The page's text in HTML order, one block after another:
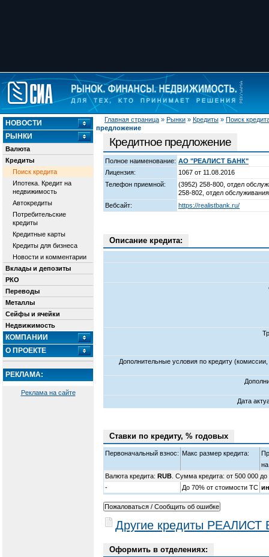
Главная страница » Рынки » Кредиты » Поиск
предложение
НОВОСТИ
РЫНКИ
Валюта
Кредиты
Поиск кредита
Ипотека. Кредит на
недвижимость
Автокредиты
Потребительские
кредиты
Кредитные карты
Кредиты для бизнеса
Новости и комментарии
Вклады и депозиты
РКО
Переводы
Металлы
Сейфы и ячейки
Недвижимость
КОМПАНИИ
О ПРОЕКТЕ
РЕКЛАМА:
Реклама на сайте
Кредитное предложение
Полное наименование: АО "РЕАЛИСТ БАНК"
Лицензия:
1067 от 11.08.2016
Телефон приемной:
(3952) 258-800, отдел
258-802, отдел
Вебсайт:
https://realistbank.ru/
Описание кредита:
Дополнительные условия по кредиту
Дата
Ставки по кредиту, % годовых
Первоначальный взнос: Макс размер кредита:
Валюта кредита: RUB . Сумма кредита: от 500 000
-
До 70% от стоимости ТС
Другие кредиты РЕАЛИСТ
Оформить в отделениях: